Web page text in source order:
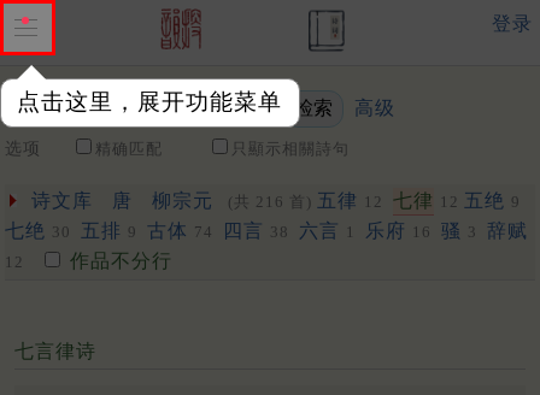
点击这里，展开功能菜单
登录
关键词 高级
选项 精确匹配 只顯示相關詩句
诗文库 唐 柳宗元 (共 216 首) 五律 12 七律 12 五绝 9
七绝 30 五排 9 古体 74 四言 38 六言 1 乐府 16 骚 3 辞赋
12 作品不分行
七言律诗